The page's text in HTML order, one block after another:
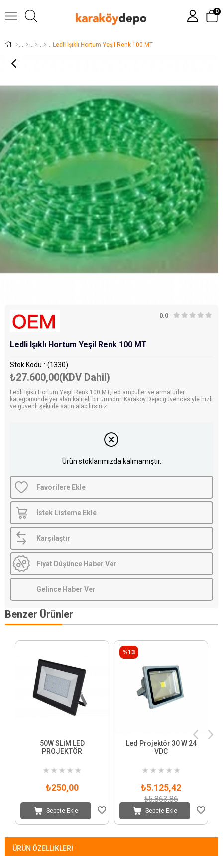
0
Ledli Işıklı Hortum Yeşil Renk 100 MT
0.0
Ledli Işıklı Hortum Yeşil Renk 100 MT
Stok Kodu (1330)
₺27.600,00(KDV Dahil)
Ledli Işıklı Hortum Yeşil Renk 100 MT, led ampuller ve armatürler
kategorisinde yer alan kaliteli bir üründür. Karaköy Depo güvencesiyle hızlı
ve güvenli şekilde satın alabilirsiniz.
Ürün stoklarımızda kalmamıştır.
Favorilere Ekle
İstek Listeme Ekle
Karşılaştır
Fiyat Düşünce Haber Ver
Gelince Haber Ver
Benzer Ürünler
50W SLİM LED
PROJEKTÖR
★ ★ ★ ★ ★
₺250,00
Sepete Ekle
Led Projektör 30 W 24
VDC
★ ★ ★ ★ ★
₺5.125,42
₺5.863,86
Sepete Ekle
%13
ÜRÜN ÖZELLIKLERI